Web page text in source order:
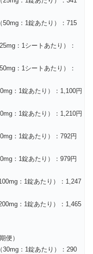
：1錠あたり）：715
：1シートあたり）：
：1シートあたり）：
：1錠あたり）：1,100円
：1錠あたり）：1,210円
：1錠あたり）：792円
：1錠あたり）：979円
：1錠あたり）：1,247
：1錠あたり）：1,465
便）
：1錠あたり）：290